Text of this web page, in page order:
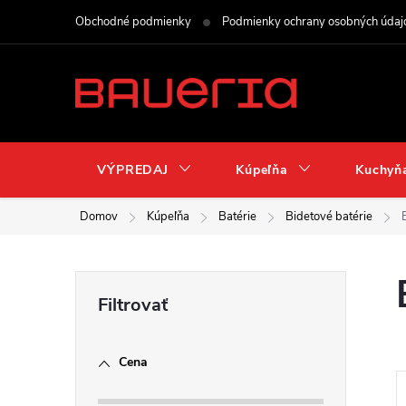
Obchodné podmienky Podmienky ochrany osobných
VÝPREDAJ Kúpeľňa
Domov Kúpeľňa Batérie Bidetové batérie
Cena